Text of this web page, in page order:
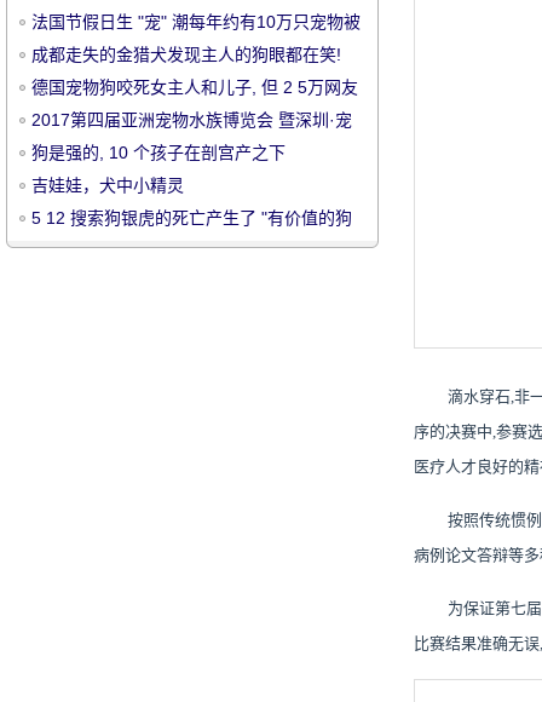
宠
滴水穿石,非
序的决赛中,参赛
医疗人才良好的
按照传统惯例
病例论文答辩等
为保证第七届
比赛结果准确无
法国节假日生 "宠" 潮每年约有10万只宠物被
丢弃
成都走失的金猎犬发现主人的狗眼都在笑!
德国宠物狗咬死女主人和儿子, 但 2 5万网友
请愿并不能杀死它
2017第四届亚洲宠物水族博览会 暨深圳·宠
世界招商大会
狗是强的, 10 个孩子在剖宫产之下
吉娃娃，犬中小精灵
5 12 搜索狗银虎的死亡产生了 "有价值的狗
基因存储计划"